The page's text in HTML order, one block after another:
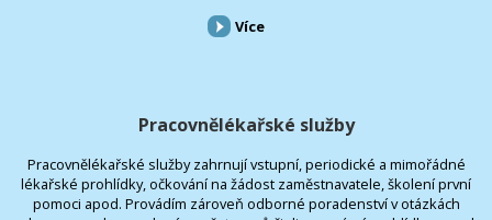
Více
Pracovnělékařské služby
Pracovnělékařské služby zahrnují vstupní, periodické a mimořádné
lékařské prohlídky, očkování na žádost zaměstnavatele, školení první
pomoci apod. Provádím zároveň odborné poradenství v otázkách